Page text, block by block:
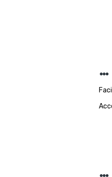
steppers